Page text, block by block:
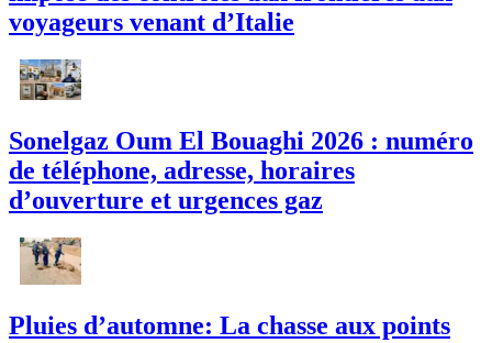
voyageurs venant d’Italie
Sonelgaz Oum El Bouaghi 2026 : numéro
de téléphone, adresse, horaires
d’ouverture et urgences gaz
Pluies d’automne: La chasse aux points